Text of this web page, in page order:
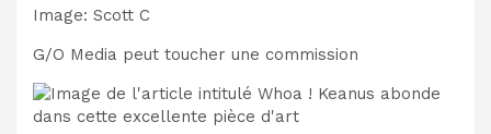
Image: Scott C
G/O Media peut toucher une commission